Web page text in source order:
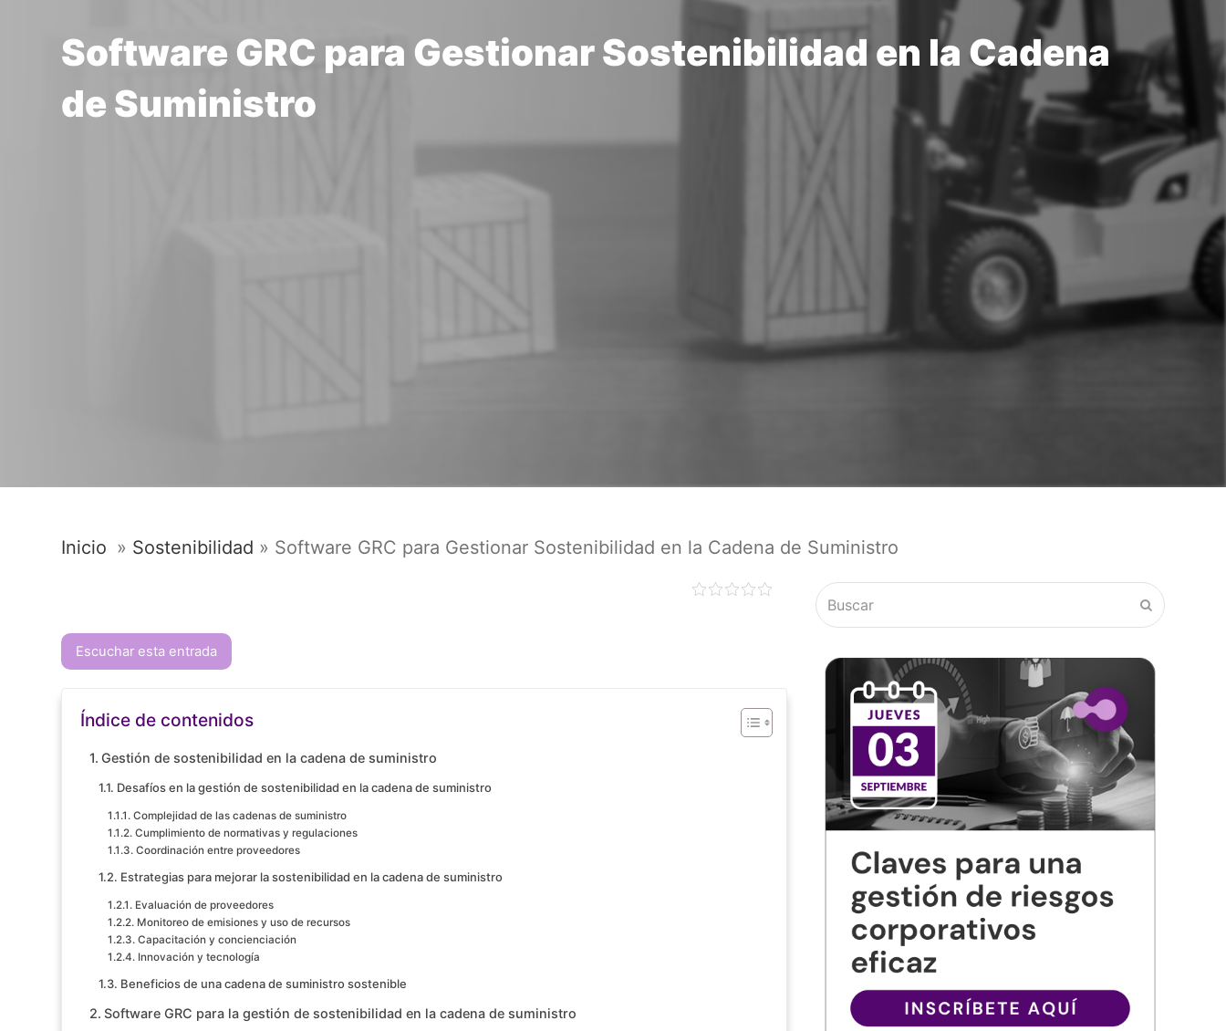
Software GRC para Gestionar Sostenibilidad en la Cadena
de Suministro
Inicio » Sostenibilidad » Software GRC para Gestionar Sostenibilidad en la Cadena de Suministro
Escuchar esta entrada
Índice de contenidos
Gestión de sostenibilidad en la cadena de suministro
Desafíos en la gestión de sostenibilidad en la cadena de suministro
Complejidad de las cadenas de suministro
Cumplimiento de normativas y regulaciones
Coordinación entre proveedores
Estrategias para mejorar la sostenibilidad en la cadena de suministro
Evaluación de proveedores
Monitoreo de emisiones y uso de recursos
Capacitación y concienciación
Innovación y tecnología
Beneficios de una cadena de suministro sostenible
Software GRC para la gestión de sostenibilidad en la cadena de suministro
Buscar